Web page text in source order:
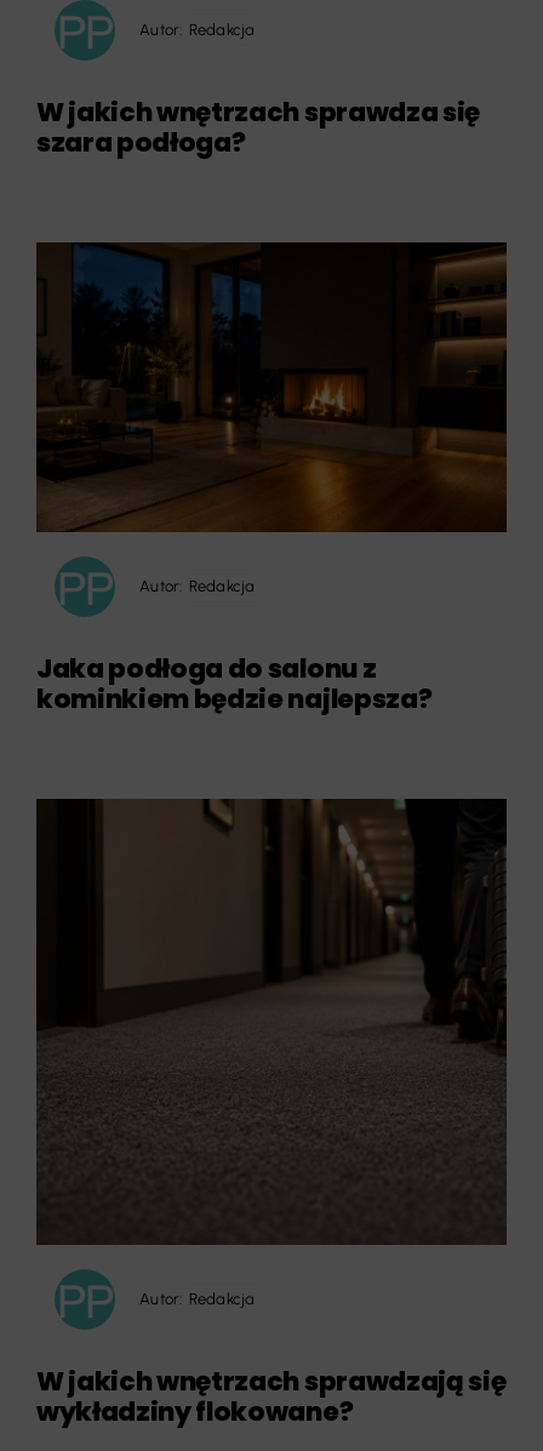
Autor: Redakcja
W jakich wnętrzach sprawdza się
szara podłoga?
Autor: Redakcja
Jaka podłoga do salonu z
kominkiem będzie najlepsza?
Autor: Redakcja
W jakich wnętrzach sprawdzają się
wykładziny flokowane?